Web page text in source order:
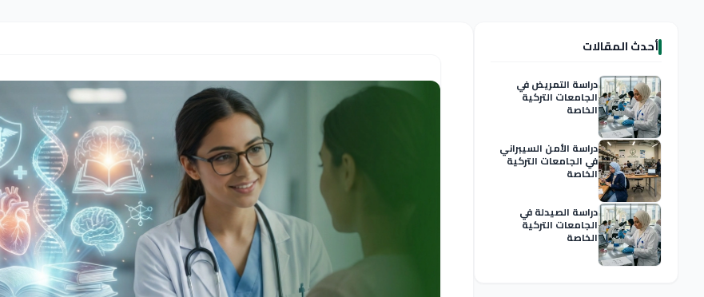
أحدث المقالات
دراسة التمريض في
الجامعات التركية
الخاصة
دراسة الأمن السيبراني
في الجامعات التركية
الخاصة
دراسة الصيدلة في
الجامعات التركية
الخاصة